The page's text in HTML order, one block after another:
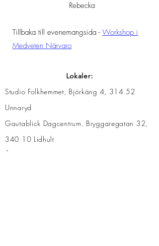
Rebecka
Tillbaka till evenemangsida - Workshop i
Medveten Närvaro
Lokaler:
​Studio Folkhemmet, Björkäng 4, 314 52
Unnaryd
Gautablick Dagcentrum. Bryggaregatan 32,
340 10 Lidhult​